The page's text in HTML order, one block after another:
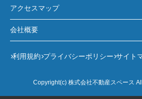
アクセスマップ
会社概要
利用規約 プライバシーポリシー サイト
Copyright(c) 株式会社不動産スペース